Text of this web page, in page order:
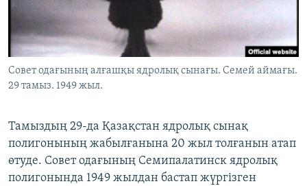
Басқа тілдерде
Совет одағының алғашқы ядролық сынағы. Семей аймағы.
29 тамыз. 1949 жыл.
Тамыздың 29-да Қазақстан ядролық сынақ
полигонының жабылғанына 20 жыл толғанын атап
өтуде. Совет одағының Семипалатинск ядролық
полигонында 1949 жылдан бастап жүргізген